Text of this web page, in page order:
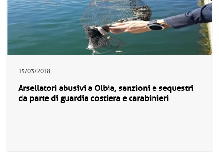
15/03/2018
Arsellatori abusivi a Olbia, sanzioni e sequestri
da parte di guardia costiera e carabinieri